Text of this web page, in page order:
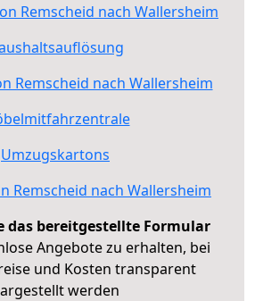
Remscheid nach Wallersheim
Remscheid nach Wallersheim
Umzugskartons
Remscheid nach Wallersheim
das bereitgestellte Formular
Angebote zu erhalten, bei
und Kosten transparent
werden